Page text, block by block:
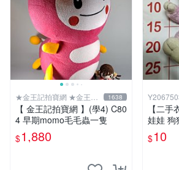
★金王記拍寶網 ★金王記
拍寶趣
1638
【 金王記拍寶網 】(學4) C80
4 早期momo毛毛蟲一隻
$1,880
【二
娃娃 狗
耐咬
物玩具
$10